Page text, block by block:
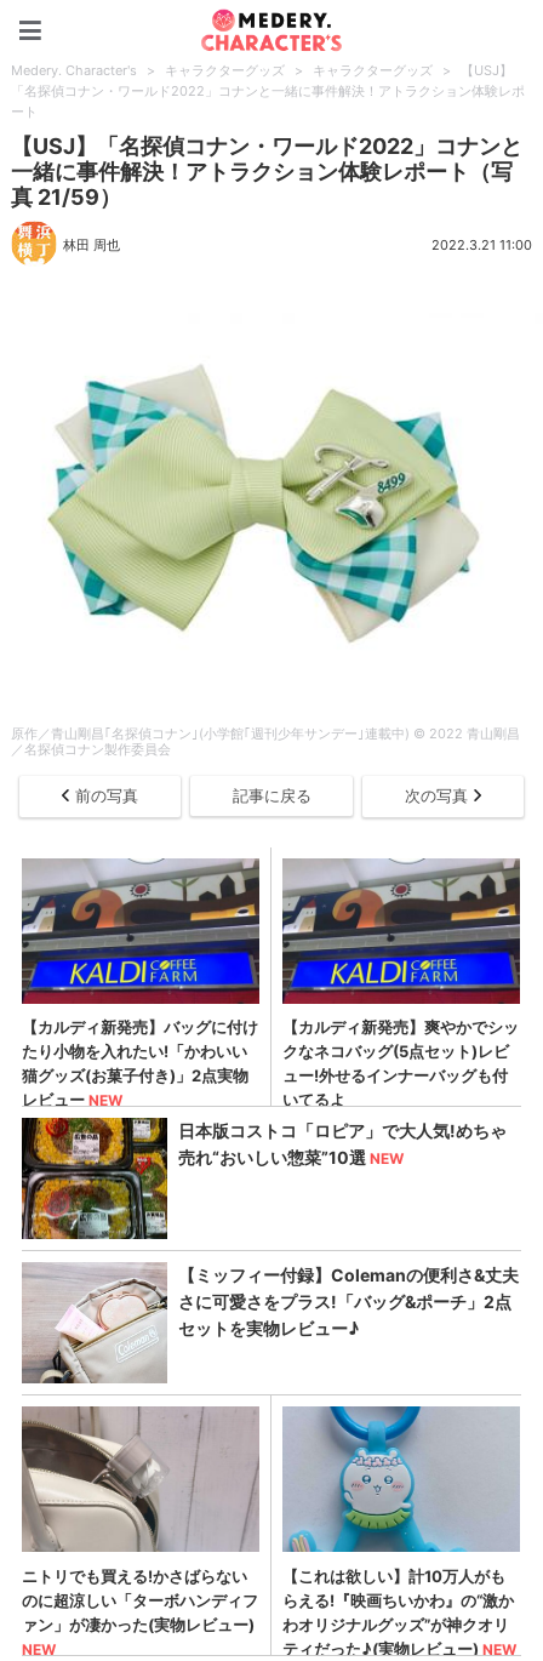
Medery. Character's > キャラクターグッズ > キャラクターグッズ >
【USJ】
「名探偵コナン・ワールド2022」コナンと一緒に事件解決！アトラクション体験レポ
ート
【USJ】「名探偵コナン・ワールド2022」コナンと
一緒に事件解決！アトラクション体験レポート（写
真 21/59）
林田 周也 2022.3.21 11:00
原作／青山剛昌｢名探偵コナン｣(小学館｢週刊少年サンデー｣連載中) © 2022 青山剛昌
／名探偵コナン製作委員会
前の写真 記事に戻る 次の写真